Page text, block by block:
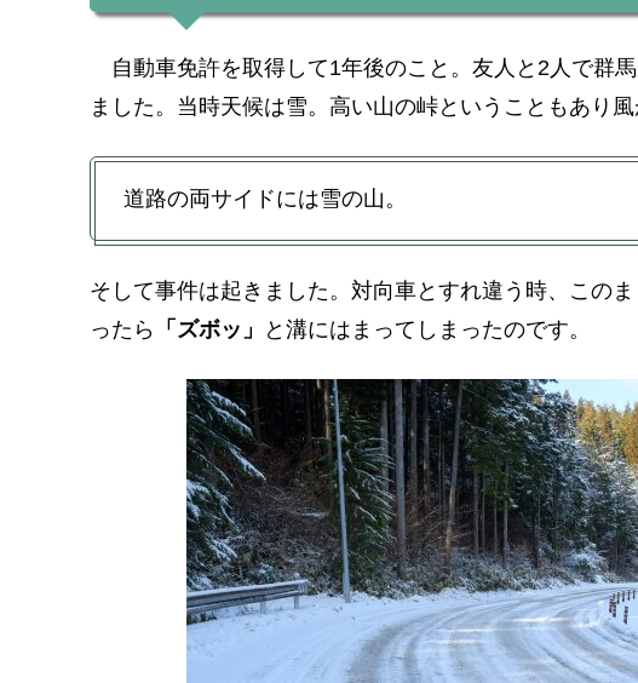
自動車免許を取得して1年後のこと。友人と2人で群
ました。当時天候は雪。高い山の峠ということもあり風
道路の両サイドには雪の山。
そして事件は起きました。対向車とすれ違う時、この
ったら 「ズボッ」 と溝にはまってしまったのです。